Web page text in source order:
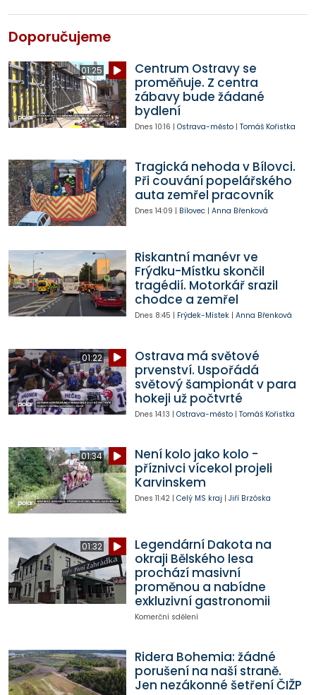
Doporučujeme
01:25
Centrum Ostravy se
proměňuje. Z centra
zábavy bude žádané
bydlení
Dnes 10:16 | Ostrava-město| Tomáš Kořistka
Tragická nehoda v Bílovci.
Při couvání popelářského
auta zemřel pracovník
Dnes 14:09 | Bílovec| Anna Břenková
Riskantní manévr ve
Frýdku-Místku skončil
tragédií. Motorkář srazil
chodce a zemřel
Dnes 8:45 | Frýdek-Místek| Anna Břenková
01:22
Ostrava má světové
prvenství. Uspořádá
světový šampionát v para
hokeji už počtvrté
Dnes 14:13 | Ostrava-město| Tomáš Kořistka
01:34
Není kolo jako kolo -
příznivci vícekol projeli
Karvinskem
Dnes 11:42| Celý MS kraj | Jiří Brzóska
01:32
Legendární Dakota na
okraji Bělského lesa
prochází masivní
proměnou a nabídne
exkluzivní gastronomii
Komerční sdělení
Ridera Bohemia: žádné
porušení na naší straně.
Jen nezákonné šetření ČIŽP